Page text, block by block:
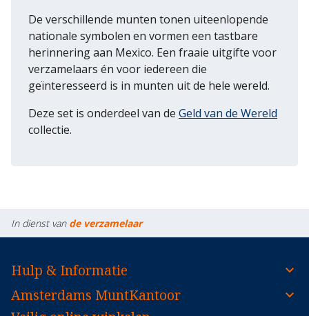
De verschillende munten tonen uiteenlopende
nationale symbolen en vormen een tastbare
herinnering aan Mexico. Een fraaie uitgifte voor
verzamelaars én voor iedereen die
geïnteresseerd is in munten uit de hele wereld.
Deze set is onderdeel van de Geld van de Wereld
collectie.
In dienst van de verzamelaar
Hulp & Informatie
Amsterdams MuntKantoor